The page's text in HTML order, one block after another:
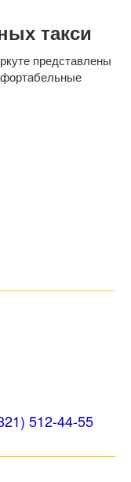
такси
представлены
512-44-55